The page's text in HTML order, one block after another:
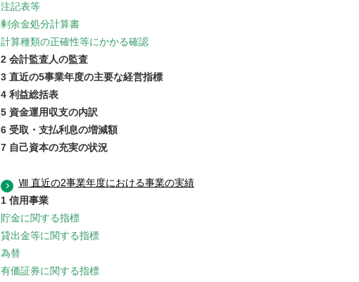
注記表等
剰余金処分計算書
計算種類の正確性等にかかる確認
2 会計監査人の監査
3 直近の5事業年度の主要な経営指標
4 利益総括表
5 資金運用収支の内訳
6 受取・支払利息の増減額
7 自己資本の充実の状況
Ⅷ 直近の2事業年度における事業の実績
1 信用事業
貯金に関する指標
貸出金等に関する指標
為替
有価証券に関する指標